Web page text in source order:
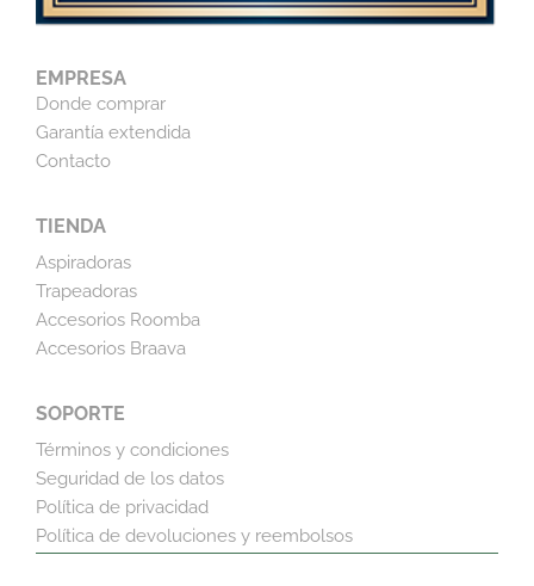
EMPRESA
Donde comprar
Garantía extendida
Contacto
TIENDA
Aspiradoras
Trapeadoras
Accesorios Roomba
Accesorios Braava
SOPORTE
Términos y condiciones
Seguridad de los datos
Política de privacidad
Política de devoluciones y reembolsos